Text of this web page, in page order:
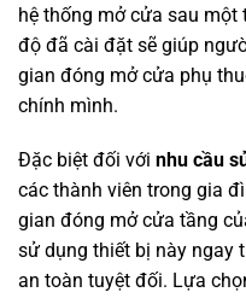
hệ thống mở cửa sau
độ đã cài đặt sẽ giúp
gian đóng mở cửa phụ
chính mình.
Đặc biệt đối với nhu cầu
các thành viên trong gia
gian đóng mở cửa tầng
sử dụng thiết bị này ngay
an toàn tuyệt đối. Lựa